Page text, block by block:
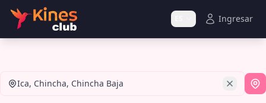
Ingresar
Ica, Chincha, Chincha Baja